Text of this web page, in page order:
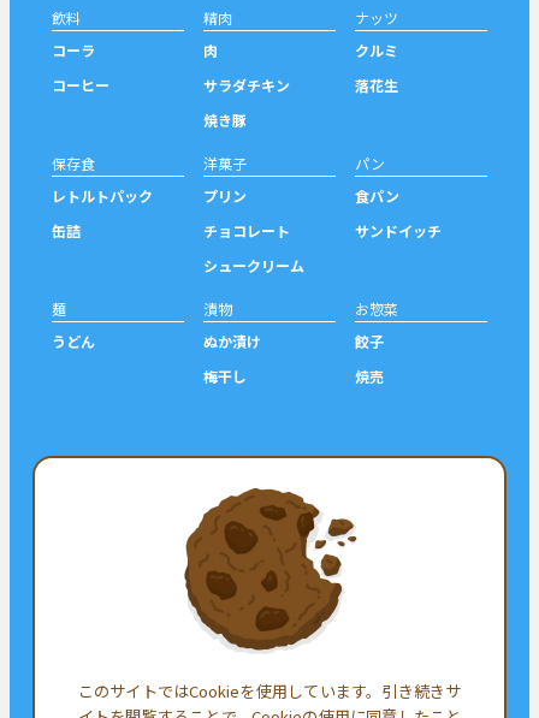
飲料
コーラ
コーヒー
精肉
肉
サラダチキン
焼き豚
ナッツ
クルミ
落花生
保存食
レトルトパック
缶詰
洋菓子
プリン
チョコレート
シュークリーム
パン
食パン
サンドイッチ
麺
うどん
漬物
ぬか漬け
梅干し
お惣菜
餃子
焼売
シェア
ツイート シェア
フォロー
このサイトではCookieを使用しています。引き続きサ